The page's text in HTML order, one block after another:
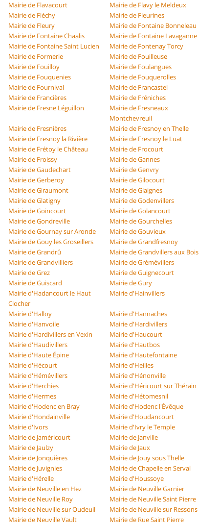
Mairie de Flavacourt
Mairie de Flavy le Meldeux
Mairie de Fléchy
Mairie de Fleurines
Mairie de Fleury
Mairie de Fontaine Bonneleau
Mairie de Fontaine Chaalis
Mairie de Fontaine Lavaganne
Mairie de Fontaine Saint Lucien
Mairie de Fontenay Torcy
Mairie de Formerie
Mairie de Fouilleuse
Mairie de Fouilloy
Mairie de Foulangues
Mairie de Fouquenies
Mairie de Fouquerolles
Mairie de Fournival
Mairie de Francastel
Mairie de Francières
Mairie de Fréniches
Mairie de Fresne Léguillon
Mairie de Fresneaux
Montchevreuil
Mairie de Fresnières
Mairie de Fresnoy en Thelle
Mairie de Fresnoy la Rivière
Mairie de Fresnoy le Luat
Mairie de Frétoy le Château
Mairie de Frocourt
Mairie de Froissy
Mairie de Gannes
Mairie de Gaudechart
Mairie de Genvry
Mairie de Gerberoy
Mairie de Gilocourt
Mairie de Giraumont
Mairie de Glaignes
Mairie de Glatigny
Mairie de Godenvillers
Mairie de Goincourt
Mairie de Golancourt
Mairie de Gondreville
Mairie de Gourchelles
Mairie de Gournay sur Aronde
Mairie de Gouvieux
Mairie de Gouy les Groseillers
Mairie de Grandfresnoy
Mairie de Grandrû
Mairie de Grandvillers aux Bois
Mairie de Grandvilliers
Mairie de Grémévillers
Mairie de Grez
Mairie de Guignecourt
Mairie de Guiscard
Mairie de Gury
Mairie d'Hadancourt le Haut
Clocher
Mairie d'Hainvillers
Mairie d'Halloy
Mairie d'Hannaches
Mairie d'Hanvoile
Mairie d'Hardivillers
Mairie d'Hardivillers en Vexin
Mairie d'Haucourt
Mairie d'Haudivillers
Mairie d'Hautbos
Mairie d'Haute Épine
Mairie d'Hautefontaine
Mairie d'Hécourt
Mairie d'Heilles
Mairie d'Hémévillers
Mairie d'Hénonville
Mairie d'Herchies
Mairie d'Héricourt sur Thérain
Mairie d'Hermes
Mairie d'Hétomesnil
Mairie d'Hodenc en Bray
Mairie d'Hodenc l'Évêque
Mairie d'Hondainville
Mairie d'Houdancourt
Mairie d'Ivors
Mairie d'Ivry le Temple
Mairie de Jaméricourt
Mairie de Janville
Mairie de Jaulzy
Mairie de Jaux
Mairie de Jonquières
Mairie de Jouy sous Thelle
Mairie de Juvignies
Mairie de Chapelle en Serval
Mairie d'Hérelle
Mairie d'Houssoye
Mairie de Neuville en Hez
Mairie de Neuville Garnier
Mairie de Neuville Roy
Mairie de Neuville Saint Pierre
Mairie de Neuville sur Oudeuil
Mairie de Neuville sur Ressons
Mairie de Neuville Vault
Mairie de Rue Saint Pierre